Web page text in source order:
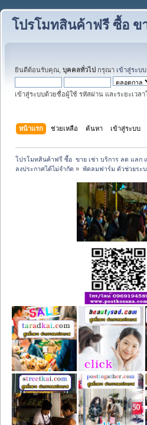
โปรโมทสินค้าฟรี ซื้อ ข
ยินดีต้อนรับคุณ, บุคคลทั่วไป กรุณา เข้าสู่ระบบ
เข้าสู่ระบบด้วยชื่อผู้ใช้ รหัสผ่าน และระยะเวล
หน้าแรก ช่วยเหลือ ค้นหา เข้าสู่ระบบ
โปรโมทสินค้าฟรี ซื้อ  ขาย เช่า บริการ ลด แลก
ลงประกาศได้ไม่จำกัด » พัดลมฟาร์ม ตัวช่วยระ